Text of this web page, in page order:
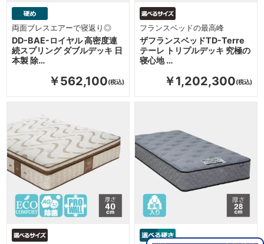
DD-BAE-ロイヤル 高密度連
続スプリング ダブルデッキ 日
本製 除…
両面ブレスエアーで寝返り◎
￥562,100
ザフランスベッドTD-Terre
テーレ トリプルデッキ 究極の
寝心地 …
フランスベッドの最高峰
￥1,202,300